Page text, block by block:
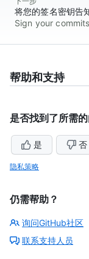
将您的签名密钥告
Sign your
帮助和支持
是否找到了所需的
是 否
隐私策略
仍需帮助？
询问GitHub社区
联系支持人员